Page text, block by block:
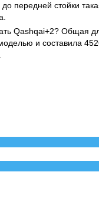
передней стойки
Qashqai+2? Общая
и составила